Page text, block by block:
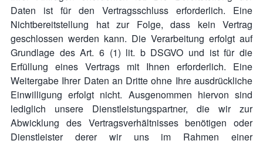
Daten ist für den Vertragsschluss erforderlich. Eine
Nichtbereitstellung hat zur Folge, dass kein Vertrag
geschlossen werden kann. Die Verarbeitung erfolgt auf
Grundlage des Art. 6 (1) lit. b DSGVO und ist für die
Erfüllung eines Vertrags mit Ihnen erforderlich. Eine
Weitergabe Ihrer Daten an Dritte ohne Ihre ausdrückliche
Einwilligung erfolgt nicht. Ausgenommen hiervon sind
lediglich unsere Dienstleistungspartner, die wir zur
Abwicklung des Vertragsverhältnisses benötigen oder
Dienstleister derer wir uns im Rahmen einer